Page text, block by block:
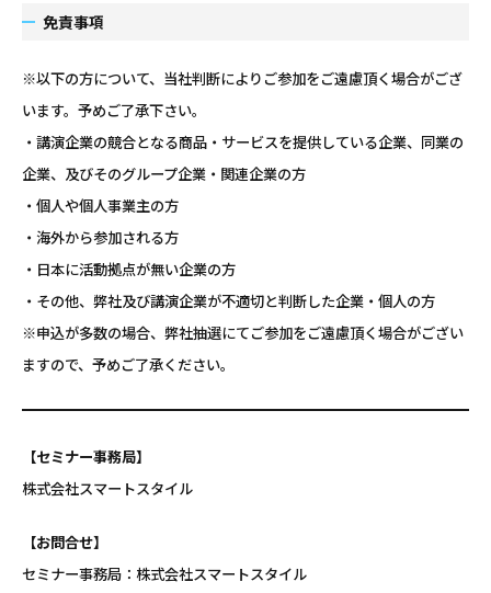
免責事項
※以下の方について、当社判断によりご参加をご遠慮頂く場合がござ
います。予めご了承下さい。
・講演企業の競合となる商品・サービスを提供している企業、同業の
企業、及びそのグループ企業・関連企業の方
・個人や個人事業主の方
・海外から参加される方
・日本に活動拠点が無い企業の方
・その他、弊社及び講演企業が不適切と判断した企業・個人の方
※申込が多数の場合、弊社抽選にてご参加をご遠慮頂く場合がござい
ますので、予めご了承ください。
【セミナー事務局】
株式会社スマートスタイル
【お問合せ】
セミナー事務局：株式会社スマートスタイル